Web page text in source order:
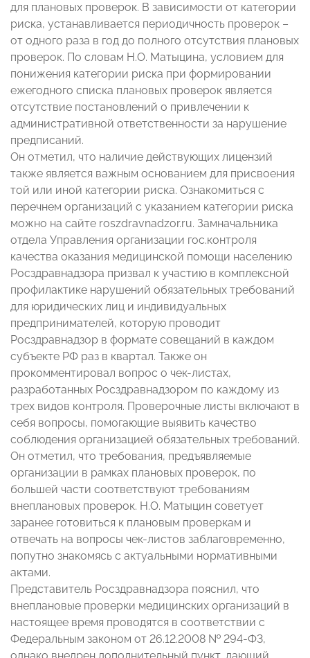
для плановых проверок. В зависимости от категории
риска, устанавливается периодичность проверок –
от одного раза в год до полного отсутствия плановых
проверок. По словам Н.О. Матыцина, условием для
понижения категории риска при формировании
ежегодного списка плановых проверок является
отсутствие постановлений о привлечении к
административной ответственности за нарушение
предписаний.
Он отметил, что наличие действующих лицензий
также является важным основанием для присвоения
той или иной категории риска. Ознакомиться с
перечнем организаций с указанием категории риска
можно на сайте roszdravnadzor.ru. Замначальника
отдела Управления организации гос.контроля
качества оказания медицинской помощи населению
Росздравнадзора призвал к участию в комплексной
профилактике нарушений обязательных требований
для юридических лиц и индивидуальных
предпринимателей, которую проводит
Росздравнадзор в формате совещаний в каждом
субъекте РФ раз в квартал. Также он
прокомментировал вопрос о чек-листах,
разработанных Росздравнадзором по каждому из
трех видов контроля. Проверочные листы включают в
себя вопросы, помогающие выявить качество
соблюдения организацией обязательных требований.
Он отметил, что требования, предъявляемые
организации в рамках плановых проверок, по
большей части соответствуют требованиям
внеплановых проверок. Н.О. Матыцин советует
заранее готовиться к плановым проверкам и
отвечать на вопросы чек-листов заблаговременно,
попутно знакомясь с актуальными нормативными
актами.
Представитель Росздравнадзора пояснил, что
внеплановые проверки медицинских организаций в
настоящее время проводятся в соответствии с
Федеральным законом от 26.12.2008 № 294-Ф3,